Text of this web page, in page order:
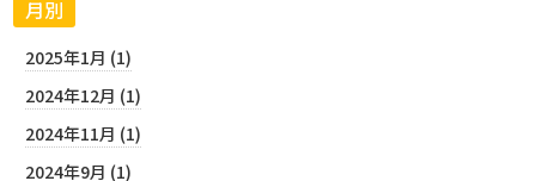
月別
2025年1月 (1)
2024年12月 (1)
2024年11月 (1)
2024年9月 (1)